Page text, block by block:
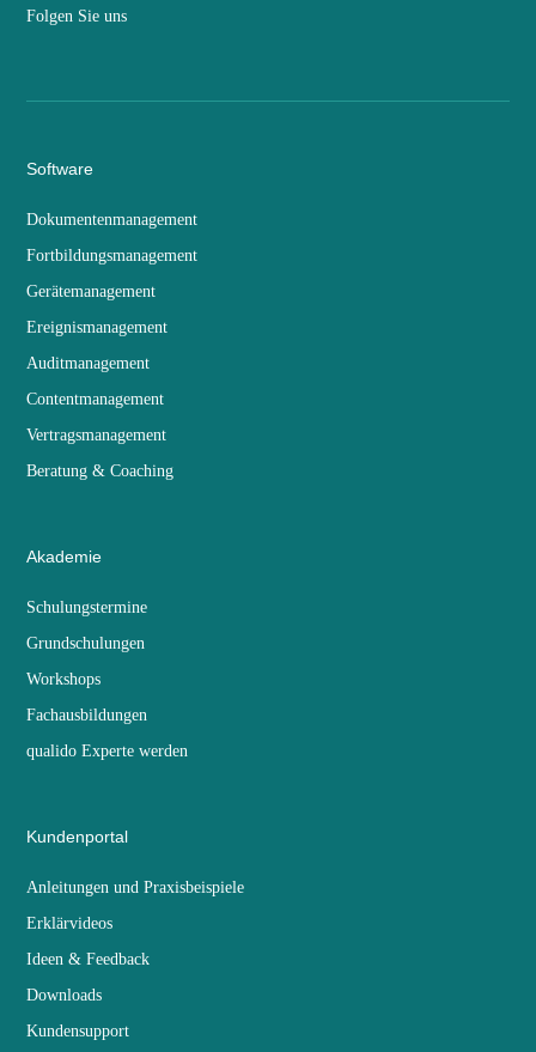
Folgen Sie uns
Software
Dokumentenmanagement
Fortbildungsmanagement
Gerätemanagement
Ereignismanagement
Auditmanagement
Contentmanagement
Vertragsmanagement
Beratung & Coaching
Akademie
Schulungstermine
Grundschulungen
Workshops
Fachausbildungen
qualido Experte werden
Kundenportal
Anleitungen und Praxisbeispiele
Erklärvideos
Ideen & Feedback
Downloads
Kundensupport